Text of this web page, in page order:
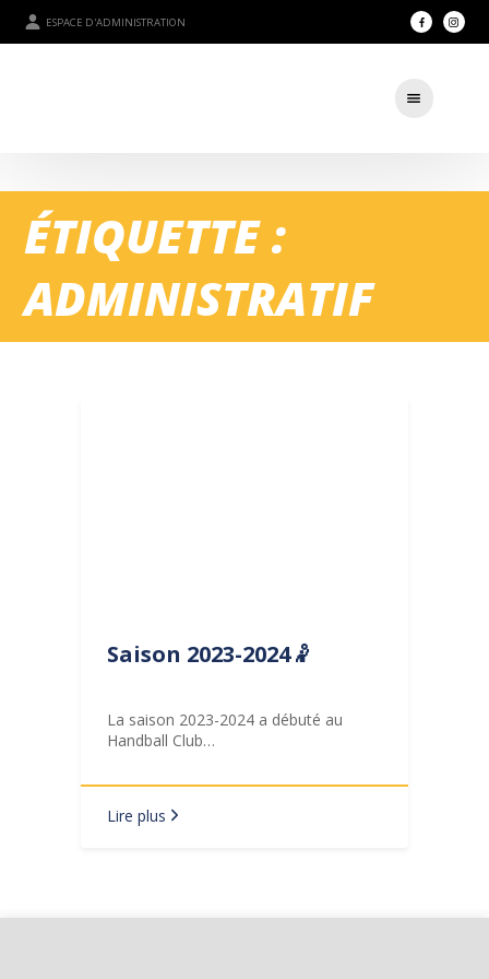
ESPACE D'ADMINISTRATION
ÉTIQUETTE :
ADMINISTRATIF
Saison 2023-2024🤾
La saison 2023-2024 a débuté au
Handball Club…
Lire plus